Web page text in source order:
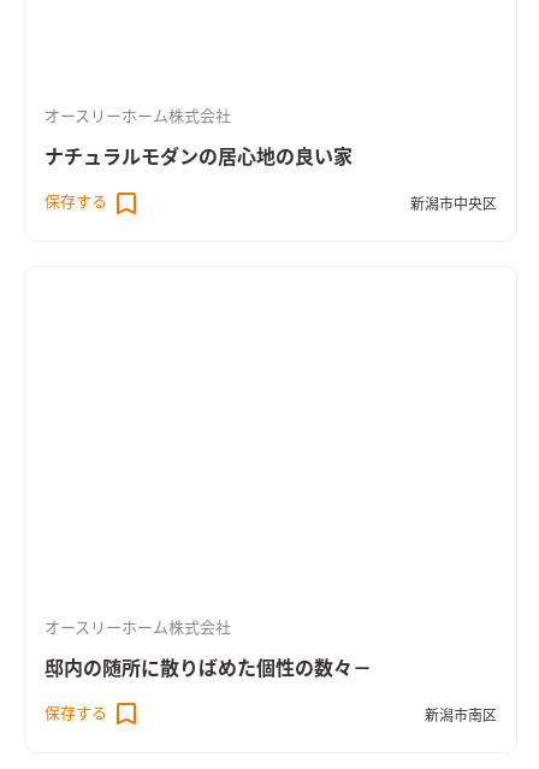
オースリーホーム株式会社
ナチュラルモダンの居心地の良い家
保存する 新潟市中央区
オースリーホーム株式会社
邸内の随所に散りばめた個性の数々－
保存する 新潟市南区